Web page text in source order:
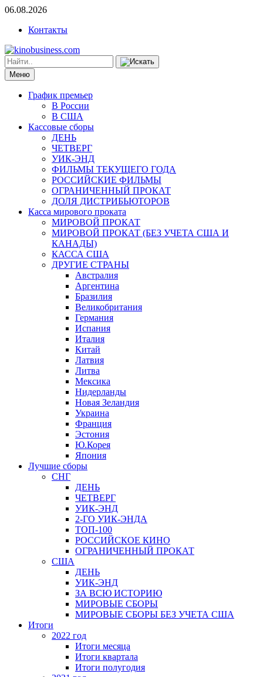
06.08.2026
Контакты
Меню
График премьер
В России
В США
Кассовые сборы
ДЕНЬ
ЧЕТВЕРГ
УИК-ЭНД
ФИЛЬМЫ ТЕКУЩЕГО ГОДА
РОССИЙСКИЕ ФИЛЬМЫ
ОГРАНИЧЕННЫЙ ПРОКАТ
ДОЛЯ ДИСТРИБЬЮТОРОВ
Касса мирового проката
МИРОВОЙ ПРОКАТ
МИРОВОЙ ПРОКАТ (БЕЗ УЧЕТА США И
КАНАДЫ)
КАССА США
ДРУГИЕ СТРАНЫ
Австралия
Аргентина
Бразилия
Великобритания
Германия
Испания
Италия
Китай
Латвия
Литва
Мексика
Нидерланды
Новая Зеландия
Украина
Франция
Эстония
Ю.Корея
Япония
Лучшие сборы
СНГ
ДЕНЬ
ЧЕТВЕРГ
УИК-ЭНД
2-ГО УИК-ЭНДА
ТОП-100
РОССИЙСКОЕ КИНО
ОГРАНИЧЕННЫЙ ПРОКАТ
США
ДЕНЬ
УИК-ЭНД
ЗА ВСЮ ИСТОРИЮ
МИРОВЫЕ СБОРЫ
МИРОВЫЕ СБОРЫ БЕЗ УЧЕТА США
Итоги
2022 год
Итоги месяца
Итоги квартала
Итоги полугодия